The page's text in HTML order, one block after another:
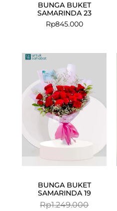
BUNGA BUKET
SAMARINDA 23
Rp845.000
BUNGA BUKET
SAMARINDA 19
Rp1.249.000
was:
is: